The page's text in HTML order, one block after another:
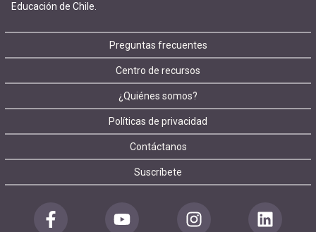
Educación de Chile.
Footer
menu
Preguntas frecuentes
Centro de recursos
¿Quiénes somos?
Políticas de privacidad
Contáctanos
Suscríbete
Redes